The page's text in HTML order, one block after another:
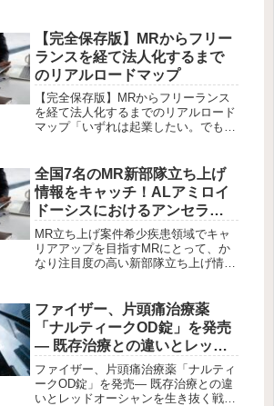
て、脊髄性筋萎縮症（SMA）および
顔面肩甲上腕型筋ジストロ...
【完全保存版】MRからフリー
ランスを経て法人化するまで
のリアルロードマップ
【完全保存版】MRからフリーランス
を経て法人化するまでのリアルロード
マップ「いずれは起業したい。でも、
MR経験者がまずは“フリーランス”とし
て独立し、実績と収入の安定を得て...
全国7名のMR新部隊立ち上げ
情報をキャッチ！ALアミロイ
ドーシスにおけるアンセラミ
マブの価値と転職を成功させ
るポイントを解説！
MR立ち上げ案件希少疾患領域でキャ
リアアップを目指すMRにとって、か
なり注目度の高い新部隊立ち上げ情報
域の後期開発品「アンセラミマブ」で
す。 心疾患領域の新規ポジションと
し...
ファイザー、片頭痛治療薬
「ナルティークOD錠」を発売
― 既存治療との違いとレッド
オーシャンを生き抜く戦略 ―
ファイザー、片頭痛治療薬「ナルティ
ークOD錠」を発売― 既存治療との違
いとレッドオーシャンを生き抜く戦略